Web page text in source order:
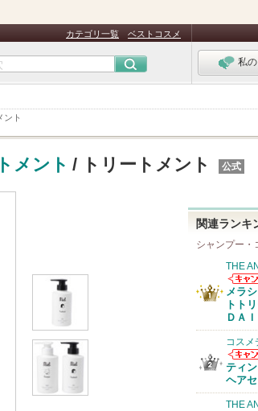
ント
カテゴリ一覧 ベストコスメ
私
メント / トリートメント 公式
関連ランキ
シャンプー・
THE
THE
から
があ
メラ
トト
ＤＡ
コスメ
コス
からの
ティ
ヘア
THE